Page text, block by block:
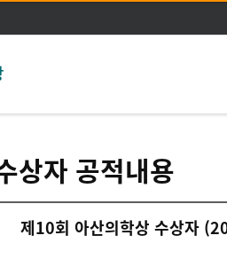
상자 공적내용
제10회 아산의학상 수상자